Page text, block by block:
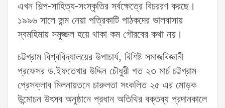
এখন শিল্প-সাহিত্য-সংস্কৃতির সর্বক্ষেত্রে বিচররণ করছে।
১৯৯৬ সালে জন্ম নেয়া পত্রিকাটি পাঠকদের ভালবাসায়
স্বমহিমায় সমুজ্জল হয়ে থাকা কম গৌরবের কথা নয়।
চট্টগ্রাম বিশ্ববিদ্যালয়ের উপাচার্য, বিশিষ্ট সমাজবিজ্ঞানী
প্রফেসর ড.ইফতেখার উদ্দিন চৌধুরী গত ২৩ মার্চ চট্টগ্রাম
প্রেসক্লাব মিলনায়তনে চারুলতা সংকলিত ২৫ এর মোড়ক
উন্মোচন উৎসব অনুষ্ঠানে প্রধান অতিথির বক্তব্য প্রদানকালে